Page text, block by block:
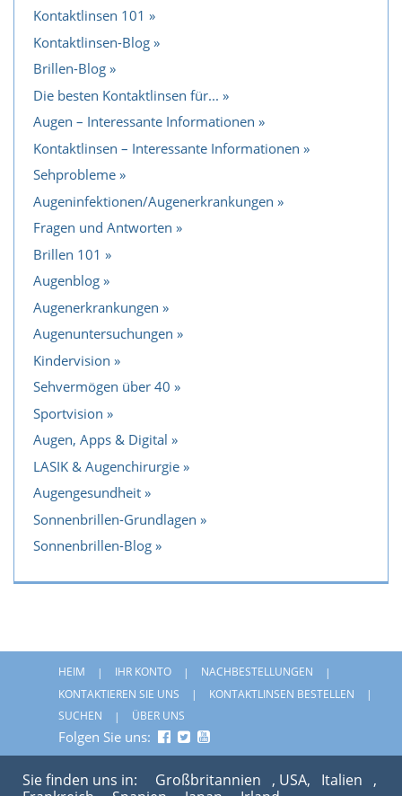
Kontaktlinsen 101
Kontaktlinsen-Blog
Brillen-Blog
Die besten Kontaktlinsen für...
Augen – Interessante Informationen
Kontaktlinsen – Interessante Informationen
Sehprobleme
Augeninfektionen/Augenerkrankungen
Fragen und Antworten
Brillen 101
Augenblog
Augenerkrankungen
Augenuntersuchungen
Kindervision
Sehvermögen über 40
Sportvision
Augen, Apps & Digital
LASIK & Augenchirurgie
Augengesundheit
Sonnenbrillen-Grundlagen
Sonnenbrillen-Blog
HEIM IHR KONTO
NACHBESTELLUNGEN
KONTAKTIEREN SIE UNS
KONTAKTLINSEN BESTELLEN
SUCHEN
ÜBER UNS
Folgen Sie uns:
Sie finden uns in: Großbritannien , USA, Italien
,